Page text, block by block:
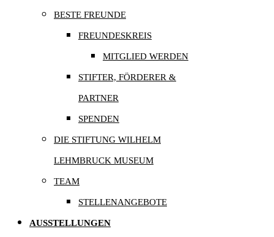
BESTE FREUNDE
FREUNDESKREIS
MITGLIED WERDEN
STIFTER, FÖRDERER &
PARTNER
SPENDEN
DIE STIFTUNG WILHELM
LEHMBRUCK MUSEUM
TEAM
STELLENANGEBOTE
AUSSTELLUNGEN